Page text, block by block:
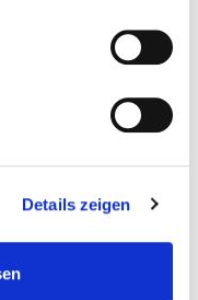
Details zeigen
Aufgaben
Netz mit 16
aufgebaut, das sich
zusammen. In
weiter